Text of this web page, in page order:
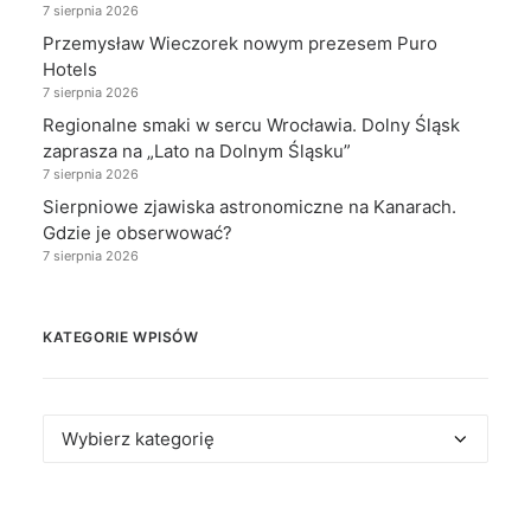
7 sierpnia 2026
Przemysław Wieczorek nowym prezesem Puro
Hotels
7 sierpnia 2026
Regionalne smaki w sercu Wrocławia. Dolny Śląsk
zaprasza na „Lato na Dolnym Śląsku”
7 sierpnia 2026
Sierpniowe zjawiska astronomiczne na Kanarach.
Gdzie je obserwować?
7 sierpnia 2026
KATEGORIE WPISÓW
Kategorie